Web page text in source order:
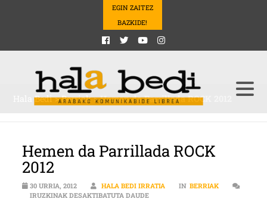
EGIN ZAITEZ
BAZKIDE!
Hala Bedi>Berriak>Hemen da Parrillada ROCK 2012
Hemen da Parrillada ROCK
2012
30 URRIA, 2012 HALA BEDI IRRATIA IN BERRIAK
IRUZKINAK DESAKTIBATUTA DAUDEHEMEN DA PARRILLADA ROCK